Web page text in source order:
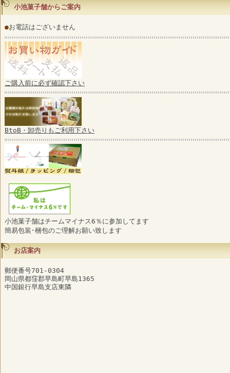
小池菓子舗からご案内
●お電話はございません
ご購入前に必ず確認下さい
BtoB・卸売りもご利用下さい
小池菓子舗はチームマイナス6％に参加してます
簡易包装･梱包のご理解お願い致します
お店案内
郵便番号701-0304
岡山県都窪郡早島町早島1365
中国銀行早島支店東隣